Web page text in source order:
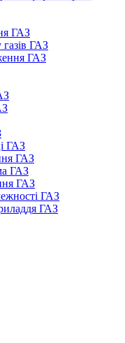
ГАЗ
ГАЗ
ГАЗ
ГАЗ
ГАЗ
ГАЗ
ГАЗ
ГАЗ
ГАЗ